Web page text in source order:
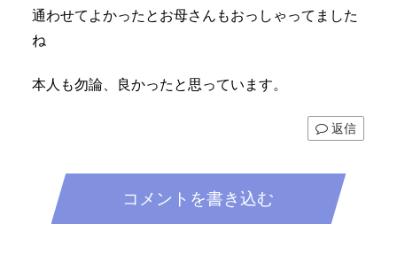
通わせてよかったとお母さんもおっしゃってました
ね
本人も勿論、良かったと思っています。
返信
コメントを書き込む